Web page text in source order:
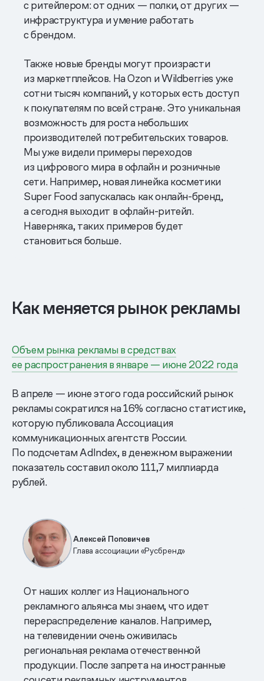
с ритейлером: от одних — полки, от других —
инфраструктура и умение работать
с брендом.
Также новые бренды могут произрасти
из маркетплейсов. На Ozon и Wildberries уже
сотни тысяч компаний, у которых есть доступ
к покупателям по всей стране. Это уникальная
возможность для роста небольших
производителей потребительских товаров.
Мы уже видели примеры переходов
из цифрового мира в офлайн и розничные
сети. Например, новая линейка косметики
Super Food запускалась как онлайн-бренд,
а сегодня выходит в офлайн-ритейл.
Наверняка, таких примеров будет
становиться больше.
Как меняется рынок рекламы
Объем рынка рекламы в средствах
ее распространения в январе — июне 2022 года
В апреле — июне этого года российский рынок
рекламы сократился на 16% согласно статистике,
которую публиковала Ассоциация
коммуникационных агентств России.
По подсчетам AdIndex, в денежном выражении
показатель составил около 111,7 миллиарда
рублей.
Алексей Поповичев
Глава ассоциации «Русбренд»
От наших коллег из Национального
рекламного альянса мы знаем, что идет
перераспределение каналов. Например,
на телевидении очень оживилась
региональная реклама отечественной
продукции. После запрета на иностранные